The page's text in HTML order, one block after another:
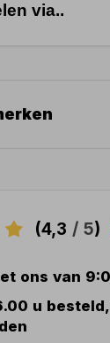
via..
(4,3 / 5)
ons van
u